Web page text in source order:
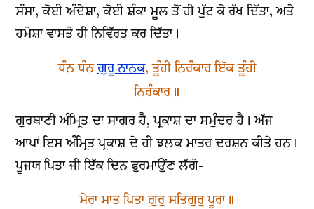
ਸੰਸਾ, ਕੋਈ ਅੰਦੇਸ਼ਾ, ਕੋਈ ਸ਼ੰਕਾ ਮੂਲ ਤੋਂ ਹੀ ਪੁੱਟ ਕੇ ਰੱਖ ਦਿੱਤਾ, ਅਤੇ
ਹਮੇਸ਼ਾ ਵਾਸਤੇ ਹੀ ਨਿਵਿੱਰਤ ਕਰ ਦਿੱਤਾ।
ਧੰਨ ਧੰਨਗੁਰੂ ਨਾਨਕ, ਤੂੰਹੀ ਨਿਰੰਕਾਰ ਇੱਕ ਤੂੰਹੀ
ਨਿਰੰਕਾਰ॥
ਗੁਰਬਾਣੀ ਅੰਮ੍ਰਿਤ ਦਾ ਸਾਗਰ ਹੈ, ਪ੍ਰਕਾਸ਼ ਦਾ ਸਮੁੰਦਰ ਹੈ। ਅੱਜ
ਆਪਾਂ ਇਸ ਅੰਮ੍ਰਿਤ ਪ੍ਰਕਾਸ਼ ਦੇ ਹੀ ਝਲਕ ਮਾਤਰ ਦਰਸ਼ਨ ਕੀਤੇ ਹਨ।
ਪੂਜਯ ਪਿਤਾ ਜੀ ਇੱਕ ਦਿਨ ਫੁਰਮਾਉਂਣ ਲੱਗੇ-
ਮੇਰਾ ਮਾਤ ਪਿਤਾ ਗੁਰੁ ਸਤਿਗੁਰੁ ਪੂਰਾ॥